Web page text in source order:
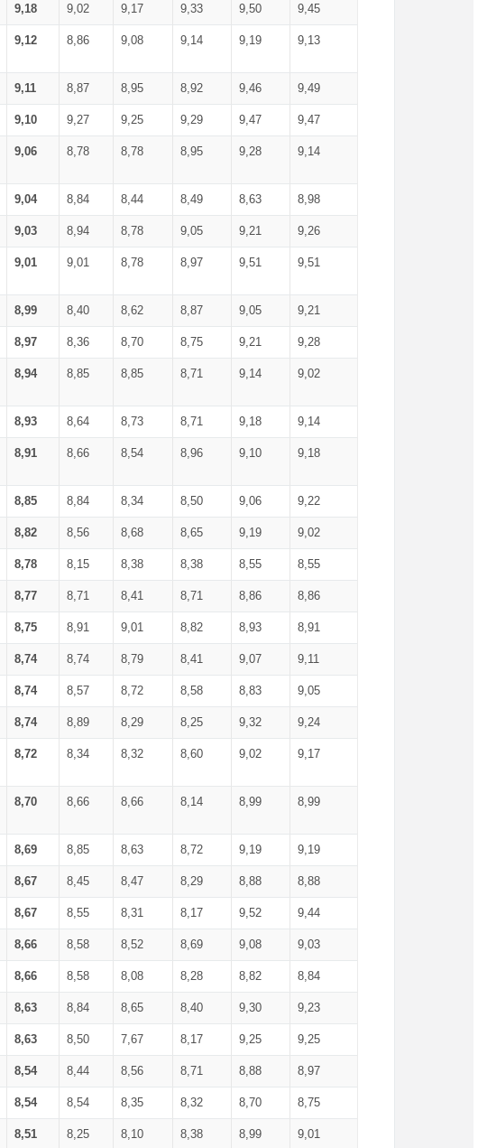
9,18 9,02 9,17 9,33 9,50 9,45
9,12 8,86 9,08 9,14 9,19 9,13
9,11 8,87 8,95 8,92 9,46 9,49
9,10 9,27 9,25 9,29 9,47 9,47
9,06 8,78 8,78 8,95 9,28 9,14
9,04 8,84 8,44 8,49 8,63 8,98
9,03 8,94 8,78 9,05 9,21 9,26
9,01 9,01 8,78 8,97 9,51 9,51
8,99 8,40 8,62 8,87 9,05 9,21
8,97 8,36 8,70 8,75 9,21 9,28
8,94 8,85 8,85 8,71 9,14 9,02
8,93 8,64 8,73 8,71 9,18 9,14
8,91 8,66 8,54 8,96 9,10 9,18
8,85 8,84 8,34 8,50 9,06 9,22
8,82 8,56 8,68 8,65 9,19 9,02
8,78 8,15 8,38 8,38 8,55 8,55
8,77 8,71 8,41 8,71 8,86 8,86
8,75 8,91 9,01 8,82 8,93 8,91
8,74 8,74 8,79 8,41 9,07 9,11
8,74 8,57 8,72 8,58 8,83 9,05
8,74 8,89 8,29 8,25 9,32 9,24
8,72 8,34 8,32 8,60 9,02 9,17
8,70 8,66 8,66 8,14 8,99 8,99
8,69 8,85 8,63 8,72 9,19 9,19
8,67 8,45 8,47 8,29 8,88 8,88
8,67 8,55 8,31 8,17 9,52 9,44
8,66 8,58 8,52 8,69 9,08 9,03
8,66 8,58 8,08 8,28 8,82 8,84
8,63 8,84 8,65 8,40 9,30 9,23
8,63 8,50 7,67 8,17 9,25 9,25
8,54 8,44 8,56 8,71 8,88 8,97
8,54 8,54 8,35 8,32 8,70 8,75
8,51 8,25 8,10 8,38 8,99 9,01